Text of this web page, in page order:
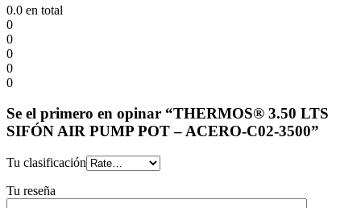
0.0 en total
0
0
0
0
0
Se el primero en opinar “THERMOS® 3.50 LTS
SIFÓN AIR PUMP POT – ACERO-C02-3500”
Tu clasificación
Tu reseña